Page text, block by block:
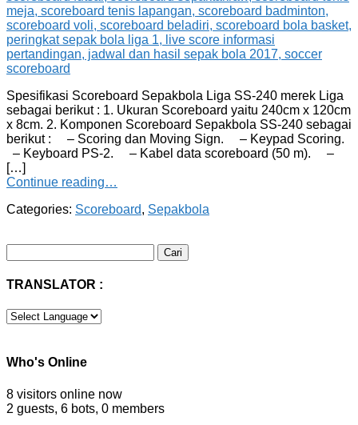
Spesifikasi Scoreboard Sepakbola Liga SS-240 merek Liga
sebagai berikut : 1. Ukuran Scoreboard yaitu 240cm x 120cm
x 8cm. 2. Komponen Scoreboard Sepakbola SS-240 sebagai
berikut : – Scoring dan Moving Sign. – Keypad Scoring.
– Keyboard PS-2. – Kabel data scoreboard (50 m). –
[…]
Continue reading…
Categories: Scoreboard, Sepakbola
untuk:
TRANSLATOR :
Who's Online
8 visitors online now
2 guests, 6 bots, 0 members